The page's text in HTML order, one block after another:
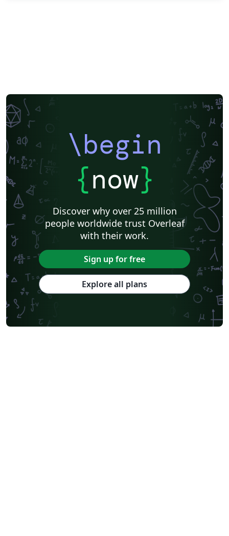
\begin
{now}
Discover why over 25 million
people worldwide trust Overleaf
with their work.
Sign up for free
Explore all plans